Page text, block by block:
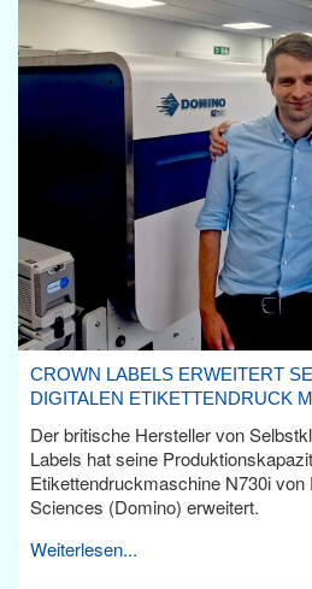
CROWN LABELS ERWEITERT
DIGITALEN ETIKETTENDRUCK
Der britische Hersteller von
Labels hat seine
Etikettendruckmaschine N730i von
Sciences (Domino) erweitert.
Weiterlesen...